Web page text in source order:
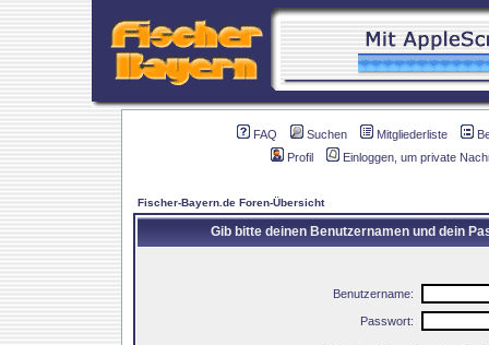
FAQ Suchen Mitgliederliste
Profil
Einloggen, um private
Fischer-Bayern.de Foren-Übersicht
Gib bitte deinen Benutzernamen und dein
Benutzername:
Passwort: